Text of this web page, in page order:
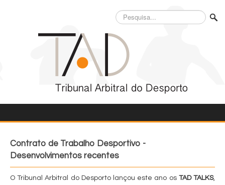
Pesquisa...
Contrato de Trabalho Desportivo -
Desenvolvimentos recentes
O Tribunal Arbitral do Desporto lançou este ano os TAD TALKS,